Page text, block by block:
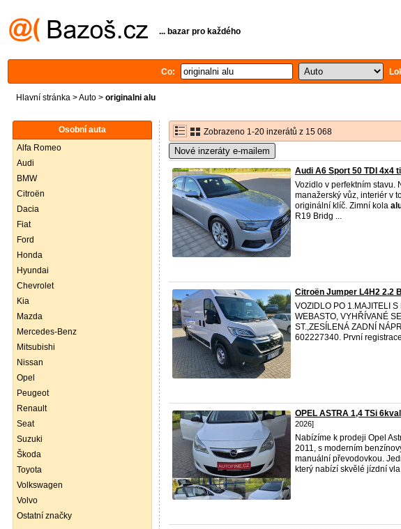
... bazar pro každého
Co:
Hlavní stránka >Auto > originalni alu
Osobní auta
Alfa Romeo
Audi
BMW
Citroën
Dacia
Fiat
Ford
Honda
Hyundai
Chevrolet
Kia
Mazda
Mercedes-Benz
Mitsubishi
Nissan
Opel
Peugeot
Renault
Seat
Suzuki
Škoda
Toyota
Volkswagen
Volvo
Ostatní značky
Zobrazeno 1-20 inzerátů z 15 068
Nové inzeráty e-mailem
Audi A6 Sport 50 TDI 4x4
Vozidlo v perfektním stavu.
manažerský vůz, interiér v
originální klíč. Zimní kola
R19 Bridg ...
Citroën Jumper L4H2 2.2
VOZIDLO PO 1.MAJITELI
WEBASTO, VYHŘÍVANÉ
ST.,ZESÍLENÁ ZADNÍ
602227340. První
OPEL ASTRA 1,4 TSi
2026]
Nabízíme k prodeji Opel
2011, s moderním
manuální převodovkou.
který nabízí skvělé jízdní vla